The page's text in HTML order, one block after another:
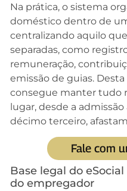
Na prática, o sistema
doméstico dentro de
centralizando aquilo
separadas, como
remuneração,
emissão de guias.
consegue manter tudo
lugar, desde a
décimo terceiro,
Fale com
Base legal do
do empregador